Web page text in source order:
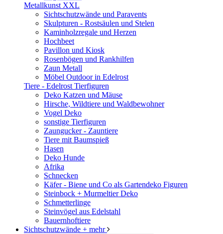
Metallkunst XXL
Sichtschutzwände und Paravents
Skulpturen - Rostsäulen und Stelen
Kaminholzregale und Herzen
Hochbeet
Pavillon und Kiosk
Rosenbögen und Rankhilfen
Zaun Metall
Möbel Outdoor in Edelrost
Tiere - Edelrost Tierfiguren
Deko Katzen und Mäuse
Hirsche, Wildtiere und Waldbewohner
Vogel Deko
sonstige Tierfiguren
Zaungucker - Zauntiere
Tiere mit Baumspieß
Hasen
Deko Hunde
Afrika
Schnecken
Käfer - Biene und Co als Gartendeko Figuren
Steinbock + Murmeltier Deko
Schmetterlinge
Steinvögel aus Edelstahl
Bauernhoftiere
Sichtschutzwände + mehr